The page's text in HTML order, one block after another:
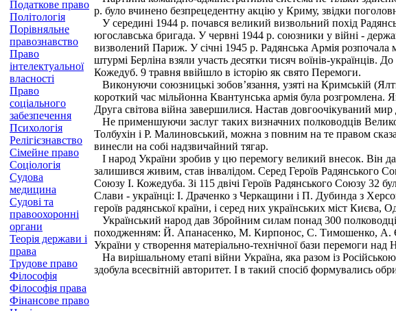
Податкове право
Політологія
Порівняльне
правознавство
Право
інтелектуальної
власності
Право
соціального
забезпечення
Психологія
Релігієзнавство
Сімейне право
Соціологія
Судова
медицина
Судові та
правоохоронні
органи
Теорія держави і
права
Трудове право
Філософія
Філософія права
Фінансове право
р. було вчинено безпрецедентну акцію у Криму, звідки
У середині 1944 р. почався великий визвольний похід
югославська бригада. У червні 1944 р. союзники у війні -
визволений Париж. У січні 1945 р. Радянська Армія
штурмі Берліна взя­ли участь десятки тисяч воїнів-українців.
Кожедуб. 9 травня ввійшло в історію як свято Перемоги.
Виконуючи союзницькі зобов’язання, узяті на Кримській
короткий час мільйонна Квантунська армія була розгромлена.
Друга світова війна завершилися. Настав довгоочікуваний мир
Не применшуючи заслуг таких визначних полководців
Толбухін і Р. Малиновський, можна з повним на те правом
ви­несли на собі надзвичайний тягар.
І народ України зробив у цю перемогу великий внесок. Він
залишився живим, став інвалідом. Серед Героїв Радянського
Союзу І. Кожедуба. Зі 115 двічі Героїв Радянського Союзу 32
Слави - українці: І. Драченко з Черкащини і П. Дубинда з
героїв радянської країни, і серед них українських міст Києва,
Український народ дав Збройним силам понад 300
походженням: Й. Апанасенко, М. Кирпонос, С. Тимошенко, А.
України у створення матеріально-технічної бази перемоги над
На вирішальному етапі війни Україна, яка разом із
здобула всесвітній авторитет. І в такий спосіб формувались